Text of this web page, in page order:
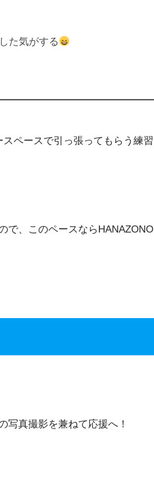
た気がする
ペースで引っ張ってもらう練習
で、このペースならHANAZONO
写真撮影を兼ねて応援へ！